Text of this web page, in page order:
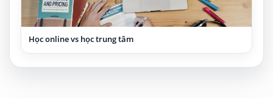
Học online vs học trung tâm